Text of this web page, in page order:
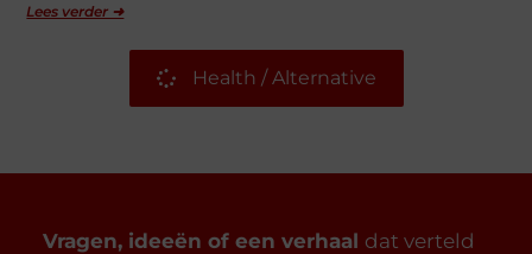
Lees verder ➜
Health / Alternative
Vragen, ideeën of een verhaal dat verteld